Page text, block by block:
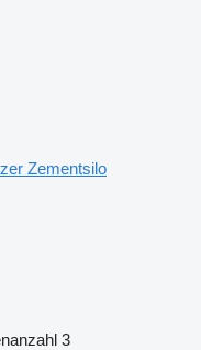
Zementsilo
3